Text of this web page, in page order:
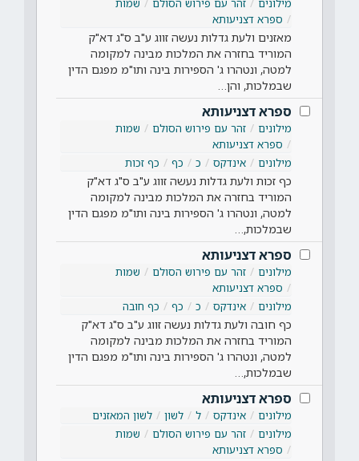
ספרא דצניעותא
מאזנים ולעת גדלות נעשה זווג ע"ב ס"ג דא"ק
המוריד בחזרה את המלכות מבינה למקומה
למטה, ונטהרו ג' הספירות בינה ותו"מ מפגם הדין
שבמלכות, והן…
ספרא דצניעותא
מילונים זהר עם פירוש הסולם
שמות
ספרא דצניעותא
מילונים
אינדקס כ כף כף זכות
כף זכות ולעת גדלות נעשה זווג ע"ב ס"ג דא"ק
המוריד בחזרה את המלכות מבינה למקומה
למטה, ונטהרו ג' הספירות בינה ותו"מ מפגם הדין
שבמלכות,…
ספרא דצניעותא
מילונים זהר עם פירוש הסולם
שמות
ספרא דצניעותא
מילונים
אינדקס כ כף כף חובה
כף חובה ולעת גדלות נעשה זווג ע"ב ס"ג דא"ק
המוריד בחזרה את המלכות מבינה למקומה
למטה, ונטהרו ג' הספירות בינה ותו"מ מפגם הדין
שבמלכות,…
ספרא דצניעותא
מילונים אינדקס ל לשון
לשון המאזנים
מילונים
זהר עם פירוש הסולם
שמות
ספרא דצניעותא